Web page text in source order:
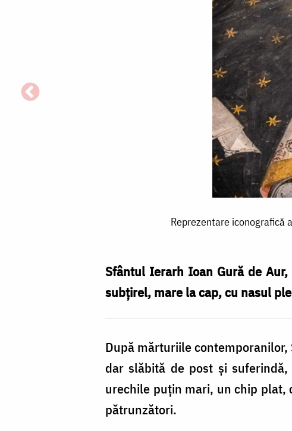
Reprezentare iconografică
Sfântul Ierarh Ioan Gură de
subțirel, mare la cap, cu nasul
După mărturiile
dar slăbită de post și
urechile puțin mari, un chip plat,
pătrunzători.